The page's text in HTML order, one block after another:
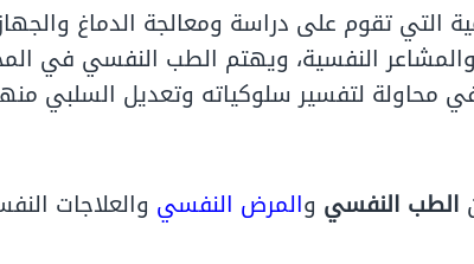
التي تقوم على دراسة ومعالجة الدماغ
والمشاعر النفسية، ويهتم الطب النفسي في
محاولة لتفسير سلوكياته وتعديل السلبي
الطب النفسي والمرض النفسي والعلاجات